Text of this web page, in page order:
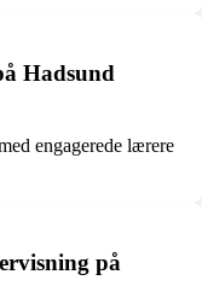
Hadsund
engagerede lærere
på